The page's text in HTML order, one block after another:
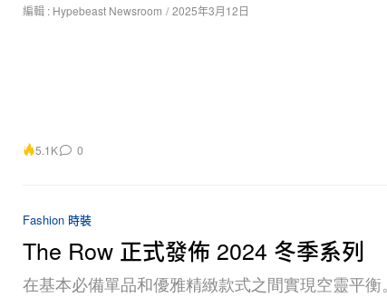
編輯 : Hypebeast Newsroom / 2025年3月12日
5.1K 0
Fashion 時裝
The Row 正式發佈 2024 冬季系列
在基本必備單品和優雅精緻款式之間實現空靈平衡。